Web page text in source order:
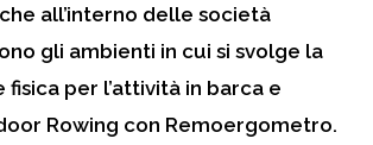
all’interno delle società
gli ambienti in cui si svolge la
per l’attività in barca e
Rowing con Remoergometro.